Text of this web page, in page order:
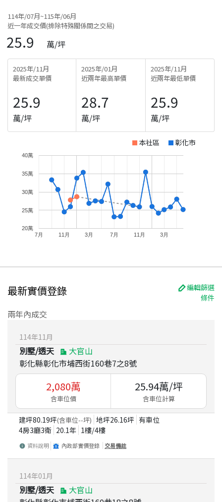
114年/07月~115年/06月
近一年成交價(排除特殊關係間之交易)
25.9 萬/坪
2025年/11月
最新成交單價
25.9
萬/坪
2025年/01月
近兩年最高單價
28.7
萬/坪
2025年/11月
近兩年最低單價
25.9
萬/坪
本社區 彰化市
7月 11月 3月 7月 11月 3月
20萬
25萬
30萬
35萬
40萬
最新實價登錄
編輯篩選
條件
兩年內成交
114年11 月
別墅/透天
大官山
彰化縣彰化市埔西街160巷7之8號
2,080萬
含車位價
25.94萬/坪
含車位計算
建坪80.19坪(含車位--坪) 地坪26.16坪 有車位
4房3廳3衛 20.1年 1樓/4樓
資料說明 內政部實價登錄 交易備註
114年01 月
別墅/透天
大官山